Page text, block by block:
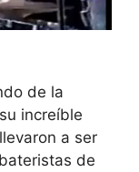
de la
increíble
a ser
de